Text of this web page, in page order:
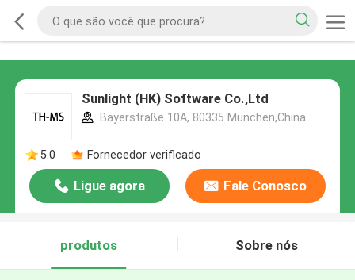
Sunlight (HK) Software Co.,Ltd
Bayerstraße 10A, 80335 München,China
5.0 Fornecedor verificado
Ligue agora Fale Conosco
produtos Sobre nós